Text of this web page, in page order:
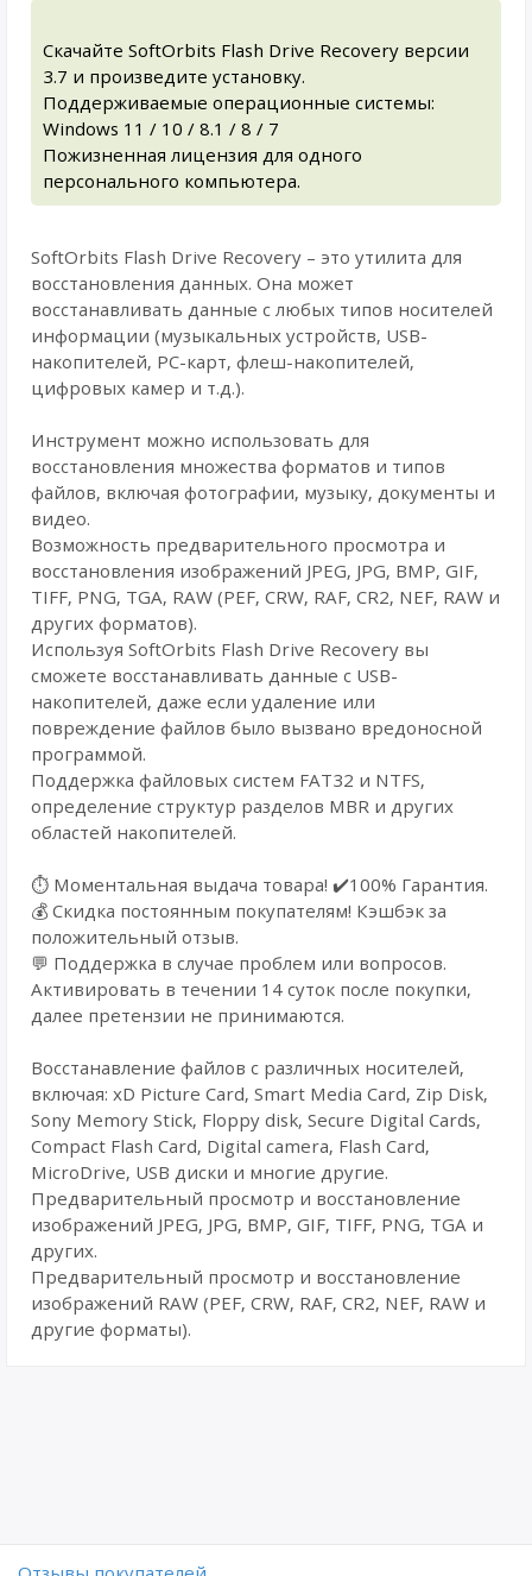
Скачайте SoftOrbits Flash Drive Recovery версии
3.7 и произведите установку.
Поддерживаемые операционные системы:
Windows 11 / 10 / 8.1 / 8 / 7
Пожизненная лицензия для одного
персонального компьютера.
SoftOrbits Flash Drive Recovery – это утилита для
восстановления данных. Она может
восстанавливать данные с любых типов носителей
информации (музыкальных устройств, USB-
накопителей, PC-карт, флеш-накопителей,
цифровых камер и т.д.).
Инструмент можно использовать для
восстановления множества форматов и типов
файлов, включая фотографии, музыку, документы и
видео.
Возможность предварительного просмотра и
восстановления изображений JPEG, JPG, BMP, GIF,
TIFF, PNG, TGA, RAW (PEF, CRW, RAF, CR2, NEF, RAW и
других форматов).
Используя SoftOrbits Flash Drive Recovery вы
сможете восстанавливать данные с USB-
накопителей, даже если удаление или
повреждение файлов было вызвано вредоносной
программой.
Поддержка файловых систем FAT32 и NTFS,
определение структур разделов MBR и других
областей накопителей.
⏱️ Моментальная выдача товара! ✔️100% Гарантия.
💰 Cкидка постоянным покупателям! Кэшбэк за
положительный отзыв.
💬 Поддержка в случае проблем или вопросов.
Активировать в течении 14 суток после покупки,
далее претензии не принимаются.
Восстанавление файлов с различных носителей,
включая: xD Picture Card, Smart Media Card, Zip Disk,
Sony Memory Stick, Floppy disk, Secure Digital Cards,
Compact Flash Card, Digital camera, Flash Card,
MicroDrive, USB диски и многие другие.
Предварительный просмотр и восстановление
изображений JPEG, JPG, BMP, GIF, TIFF, PNG, TGA и
других.
Предварительный просмотр и восстановление
изображений RAW (PEF, CRW, RAF, CR2, NEF, RAW и
другие форматы).